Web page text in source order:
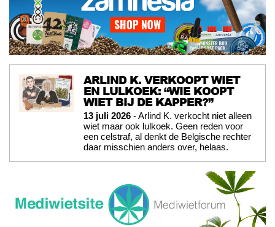
ARLIND K. VERKOOPT WIET
EN LULKOEK: “WIE KOOPT
WIET BIJ DE KAPPER?”
13 juli 2026 - Arlind K. verkocht niet alleen
wiet maar ook lulkoek. Geen reden voor
een celstraf, al denkt de Belgische rechter
daar misschien anders over, helaas.